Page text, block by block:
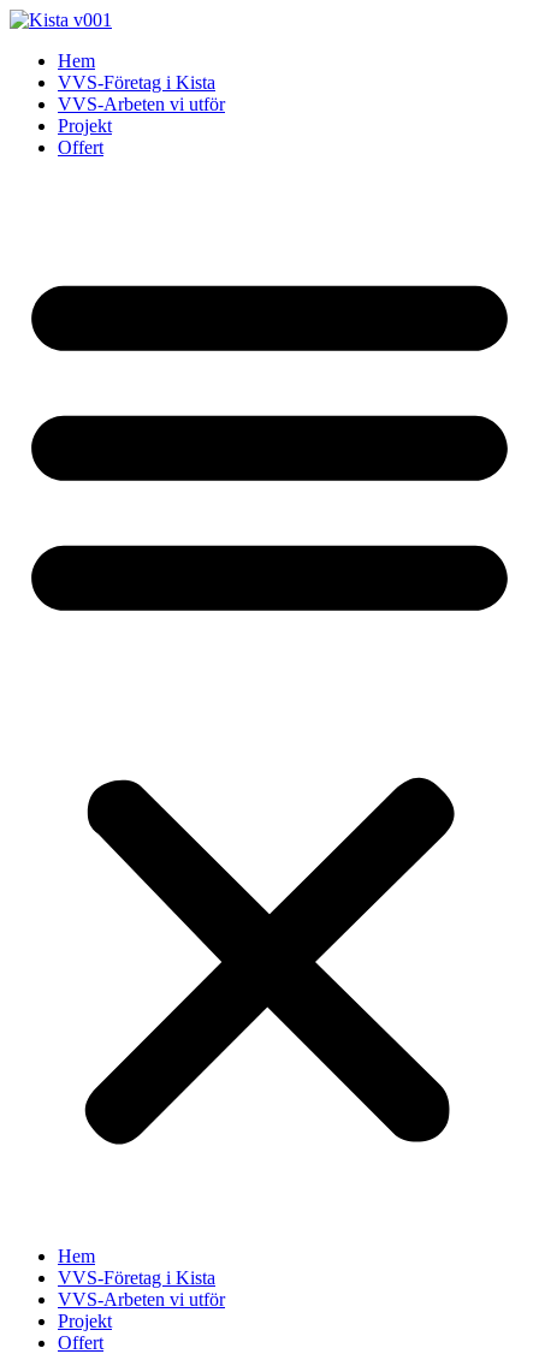
Skip
contentHem
VVS-Företag i Kista
VVS-Arbeten vi utför
Projekt
Offert
Hem
VVS-Företag i Kista
VVS-Arbeten vi utför
Projekt
Offert